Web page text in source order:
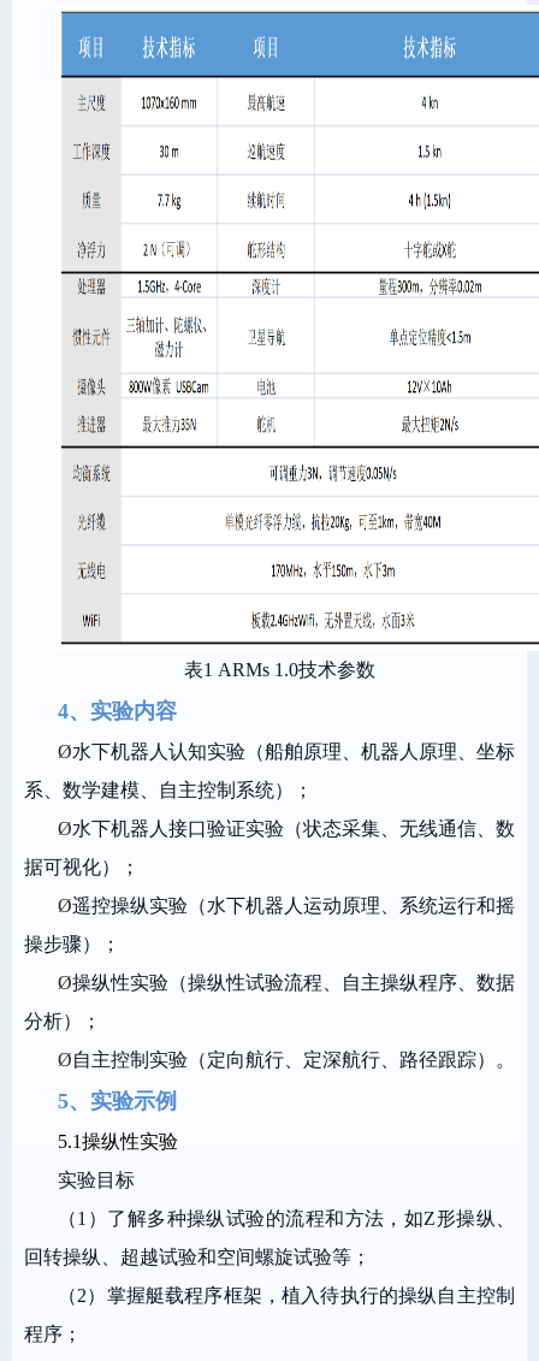
表1 ARMs 1.0技术参数
4、实验内容
Ø水下机器人认知实验（船舶原理、机器人原理、坐标
系、数学建模、自主控制系统）；
Ø水下机器人接口验证实验（状态采集、无线通信、数
据可视化）；
Ø遥控操纵实验（水下机器人运动原理、系统运行和摇
操步骤）；
Ø操纵性实验（操纵性试验流程、自主操纵程序、数据
分析）；
Ø自主控制实验（定向航行、定深航行、路径跟踪）。
5、实验示例
5.1操纵性实验
实验目标
（1）了解多种操纵试验的流程和方法，如Z形操纵、
回转操纵、超越试验和空间螺旋试验等；
（2）掌握艇载程序框架，植入待执行的操纵自主控制
程序；